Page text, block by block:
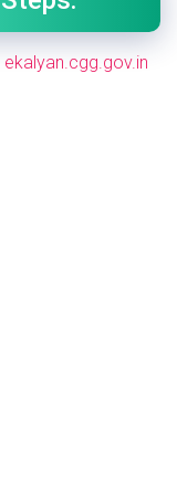
ekalyan.cgg.gov.in